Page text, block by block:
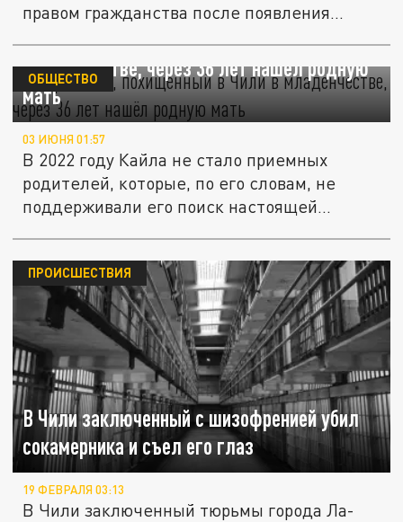
правом гражданства после появления...
Американец, похищенный в Чили в
младенчестве, через 36 лет нашёл родную
мать
ОБЩЕСТВО
03 ИЮНЯ 01:57
В 2022 году Кайла не стало приемных
родителей, которые, по его словам, не
поддерживали его поиск настоящей...
В Чили заключенный с шизофренией убил
сокамерника и съел его глаз
ПРОИСШЕСТВИЯ
19 ФЕВРАЛЯ 03:13
В Чили заключенный тюрьмы города Ла-